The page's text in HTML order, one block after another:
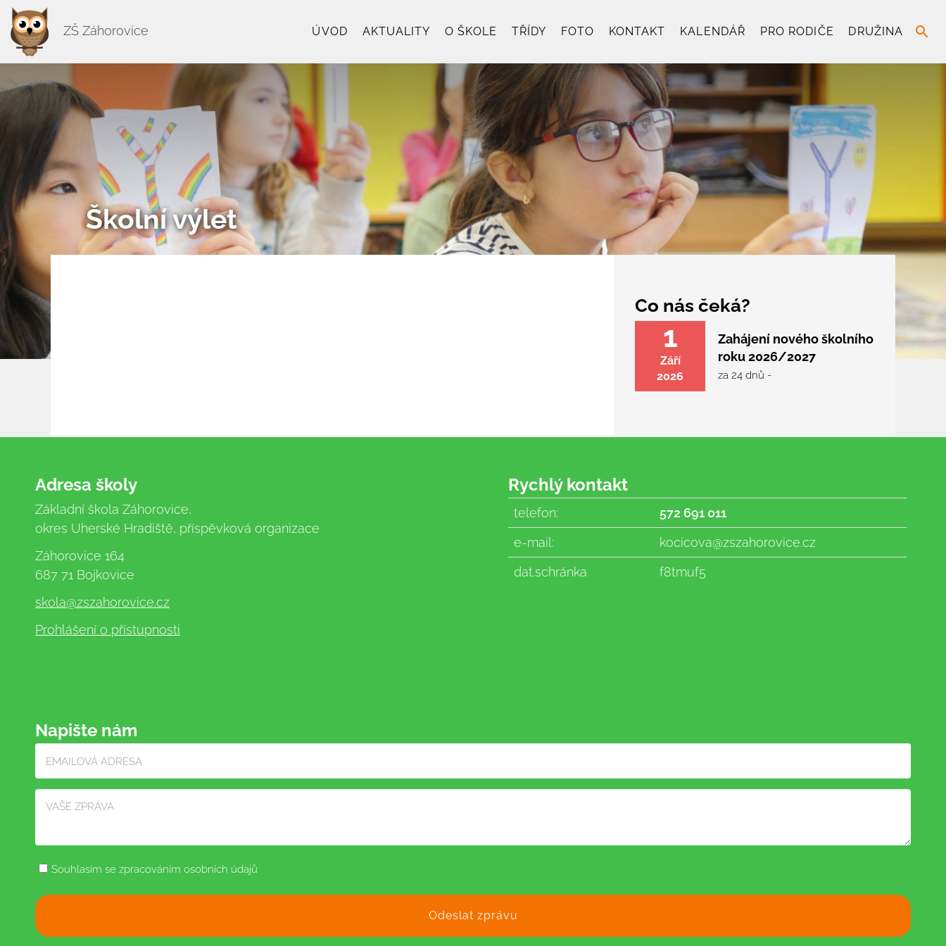
ZŠ Záhorovice ÚVOD AKTUALITY O ŠKOLE TŘÍDY FOTO KONTAKT KALENDÁŘ PRO RODIČE DRUŽINA search
Školní výlet
Co nás čeká?
1
Září
2026
Zahájení nového školního
roku 2026/2027
za 24 dnů -
Adresa školy
Základní škola Záhorovice,
okres Uherské Hradiště, příspěvková organizace
Záhorovice 164
687 71 Bojkovice
skola@zszahorovice.cz
Prohlášení o přístupnosti
Rychlý kontakt
telefon:
572 691 011
e-mail:
kocicova@zszahorovice.cz
dat.schránka
f8tmuf5
Napište nám
Souhlasím se zpracováním osobních údajů